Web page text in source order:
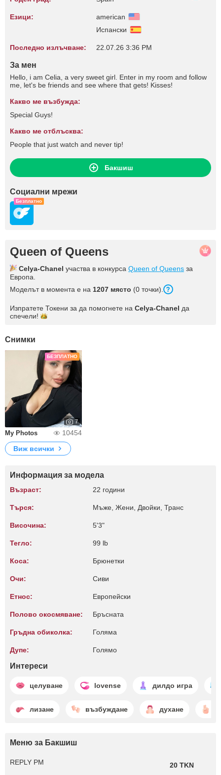
Езици:
american
Испански
Последно излъчване: 22.07.26 3:36 PM
За мен
Hello, i am Celia, a very sweet girl. Enter in my room and follow
me, let's be friends and see where that gets! Kisses!
Какво ме възбужда:
Special Guys!
Какво ме отблъсква:
People that just watch and never tip!
Бакшиш
Социални мрежи
Безплатно
Queen of Queens
Celya-Chanel участва в конкурса Queen of Queens за
Европа.
Моделът в момента е на 1207 място (0 точки).
Изпратете Токени за да помогнете на Celya-Chanel да
спечели!
Снимки
БЕЗПЛАТНО
7
My Photos
10454
Виж всички
Информация за модела
Възраст: 22 години
Търся: Мъже, Жени, Двойки, Транс
Височина: 5'3"
Тегло: 99 lb
Коса: Брюнетки
Очи: Сиви
Етнос: Европейски
Полово окосмяване: Бръсната
Гръдна обиколка: Голяма
Дупе: Голямо
Интереси
целуване lovense дилдо игра
лизане възбуждане духане
Меню за Бакшиш
REPLY PM 20 TKN